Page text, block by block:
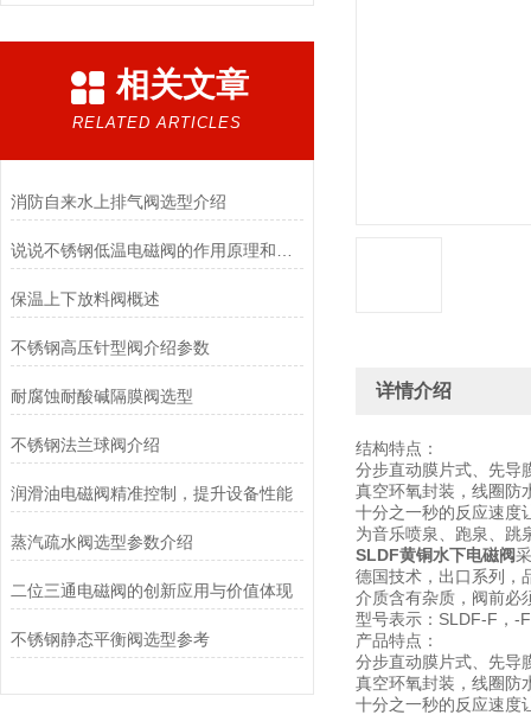
相关文章
RELATED ARTICLES
消防自来水上排气阀选型介绍
保温上下放料阀概述
不锈钢高压针型阀介绍参数
耐腐蚀耐酸碱隔膜阀选型
不锈钢法兰球阀介绍
润滑油电磁阀精准控制，提升设备性能
蒸汽疏水阀选型参数介绍
二位三通电磁阀的创新应用与价值体现
不锈钢静态平衡阀选型参考
详情介绍
结构特点：
分步直动膜片式、先导
真空环氧封装，线圈防
十分之一秒的反应速度
为音乐喷泉、跑泉、跳
SLDF黄铜水下电磁阀
德国技术，出口系列，
介质含有杂质，阀前必
型号表示：SLDF-F，-
产品特点：
分步直动膜片式、先导
真空环氧封装，线圈防
十分之一秒的反应速度